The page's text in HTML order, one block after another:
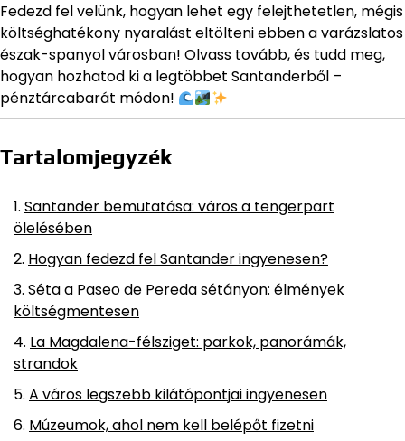
Fedezd fel velünk, hogyan lehet egy felejthetetlen, mégis
költséghatékony nyaralást eltölteni ebben a varázslatos
észak-spanyol városban! Olvass tovább, és tudd meg,
hogyan hozhatod ki a legtöbbet Santanderből –
pénztárcabarát módon!
Tartalomjegyzék
Santander bemutatása: város a tengerpart
ölelésében
Hogyan fedezd fel Santander ingyenesen?
Séta a Paseo de Pereda sétányon: élmények
költségmentesen
La Magdalena-félsziget: parkok, panorámák,
strandok
A város legszebb kilátópontjai ingyenesen
Múzeumok, ahol nem kell belépőt fizetni